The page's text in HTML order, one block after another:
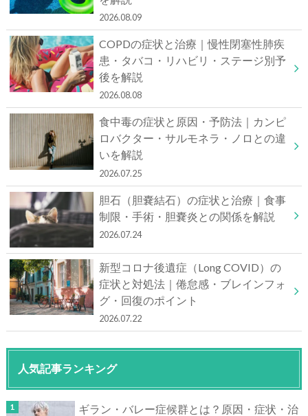
2026.08.09
COPDの症状と治療｜慢性閉塞性肺疾
患・タバコ・リハビリ・ステージ別予
後を解説
2026.08.08
食中毒の症状と原因・予防法｜カンピ
ロバクター・サルモネラ・ノロとの違
いを解説
2026.07.25
胆石（胆嚢結石）の症状と治療｜食事
制限・手術・胆嚢炎との関係を解説
2026.07.24
新型コロナ後遺症（Long COVID）の
症状と対処法｜倦怠感・ブレインフォ
グ・回復のポイント
2026.07.22
人気記事ランキング
ギラン・バレー症候群とは？原因・症状・治